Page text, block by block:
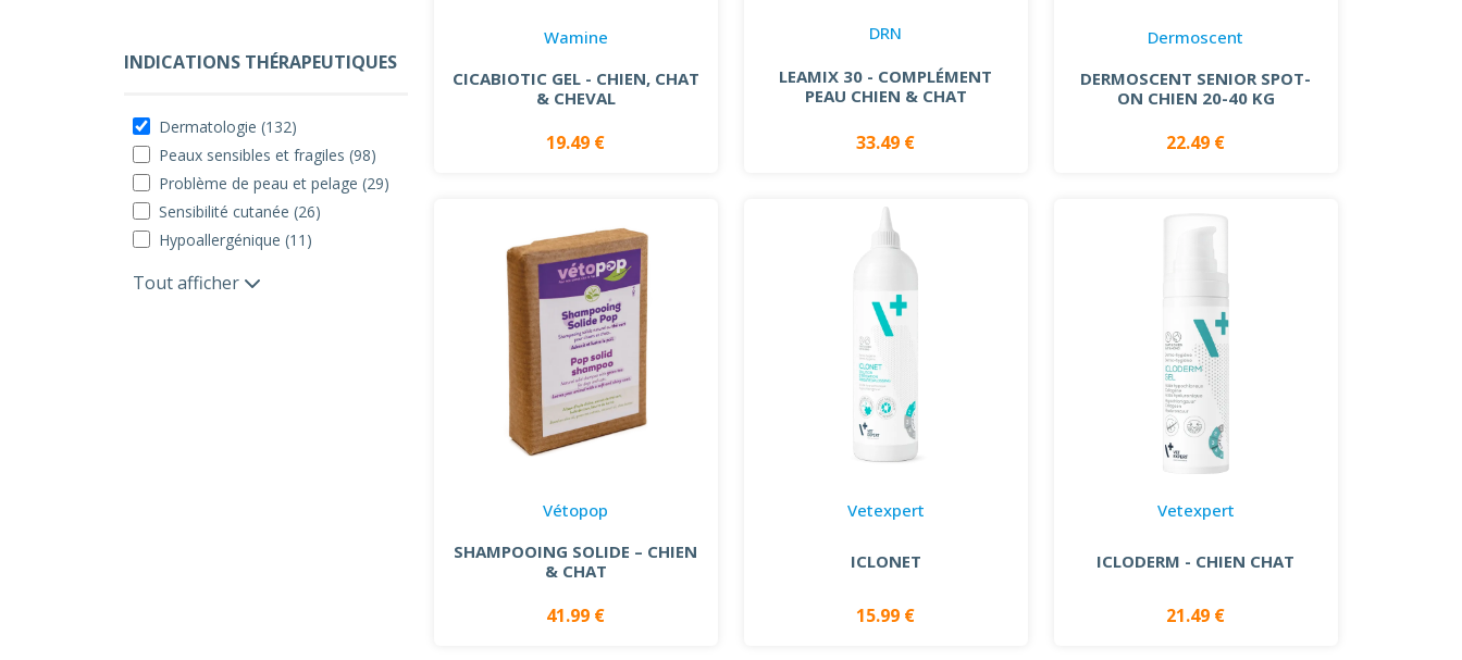
INDICATIONS THÉRAPEUTIQUES
Dermatologie (132)
Peaux sensibles et fragiles (98)
Problème de peau et pelage (29)
Sensibilité cutanée (26)
Hypoallergénique (11)
Tout afficher
Wamine
CICABIOTIC GEL - CHIEN, CHAT
& CHEVAL
19.49 €
DRN
LEAMIX 30 - COMPLÉMENT
PEAU CHIEN & CHAT
33.49 €
Dermoscent
DERMOSCENT SENIOR SPOT-
ON CHIEN 20-40 KG
22.49 €
Vétopop
SHAMPOOING SOLIDE – CHIEN
& CHAT
41.99 €
Vetexpert
ICLONET
15.99 €
Vetexpert
ICLODERM - CHIEN CHAT
21.49 €